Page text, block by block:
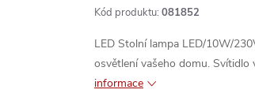
Kód produktu: 081852
LED Stolní lampa LED/10W/
osvětlení vašeho domu. Svítidlo
informace